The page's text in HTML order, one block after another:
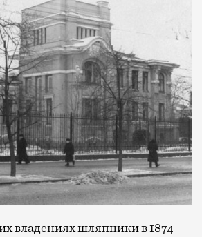
владениях шляпники в 1874